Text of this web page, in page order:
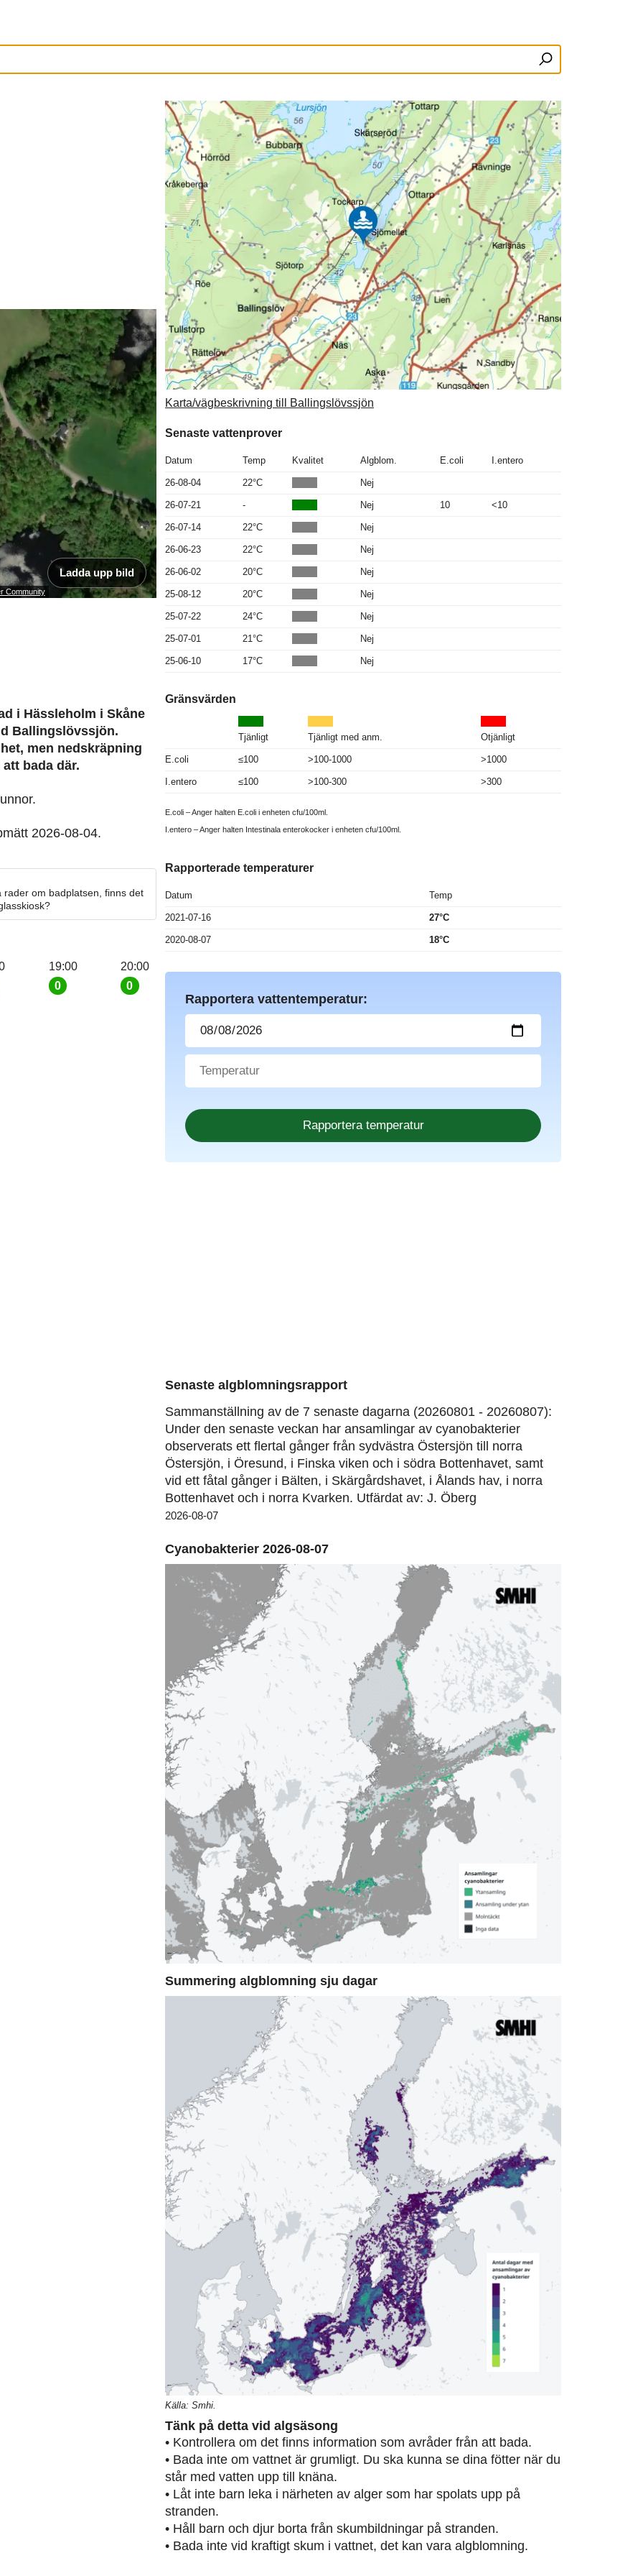
Community
Ladda upp bild
i Hässleholm i Skåne
Ballingslövssjön.
men nedskräpning
bada där.
2026-08-04.
om badplatsen, finns det
19:00
0
20:00
0
Karta/vägbeskrivning till Ballingslövssjön
Senaste vattenprover
Datum Temp Kvalitet Algblom. E.coli I.entero
26-08-04 22°C Nej
26-07-21 - Nej 10 <10
26-07-14 22°C Nej
26-06-23 22°C Nej
26-06-02 20°C Nej
25-08-12 20°C Nej
25-07-22 24°C Nej
25-07-01 21°C Nej
25-06-10 17°C Nej
Gränsvärden
Tjänligt Tjänligt med anm. Otjänligt
E.coli ≤100 >100-1000 >1000
I.entero ≤100 >100-300 >300
E.coli – Anger halten E.coli i enheten cfu/100ml.
I.entero – Anger halten Intestinala enterokocker i enheten cfu/100ml.
Rapporterade temperaturer
Datum Temp
2021-07-16 27°C
2020-08-07 18°C
Rapportera vattentemperatur:
Senaste algblomningsrapport
Sammanställning av de 7 senaste dagarna (20260801 - 20260807):
Under den senaste veckan har ansamlingar av cyanobakterier
observerats ett flertal gånger från sydvästra Östersjön till norra
Östersjön, i Öresund, i Finska viken och i södra Bottenhavet, samt
vid ett fåtal gånger i Bälten, i Skärgårdshavet, i Ålands hav, i norra
Bottenhavet och i norra Kvarken. Utfärdat av: J. Öberg
2026-08-07
Cyanobakterier 2026-08-07
Summering algblomning sju dagar
Källa: Smhi.
Tänk på detta vid algsäsong
• Kontrollera om det finns information som avråder från att bada.
• Bada inte om vattnet är grumligt. Du ska kunna se dina fötter när du
står med vatten upp till knäna.
• Låt inte barn leka i närheten av alger som har spolats upp på
stranden.
• Håll barn och djur borta från skumbildningar på stranden.
• Bada inte vid kraftigt skum i vattnet, det kan vara algblomning.